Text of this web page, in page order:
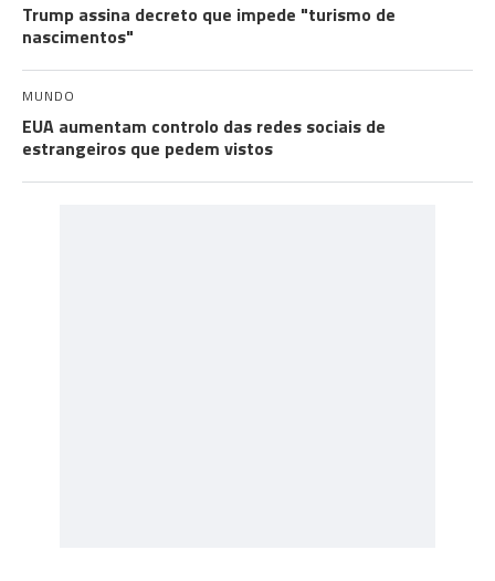
Trump assina decreto que impede "turismo de
nascimentos"
MUNDO
EUA aumentam controlo das redes sociais de
estrangeiros que pedem vistos